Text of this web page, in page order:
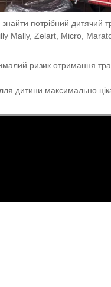
потрібний дитячий
Mally, Zelart, Micro,
ризик
дитини максимально